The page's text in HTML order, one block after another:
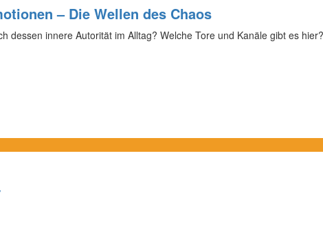
– Die Wellen des Chaos
dessen innere Autorität im Alltag? Welche Tore und Kanäle gibt es